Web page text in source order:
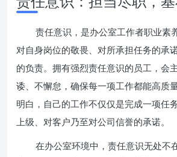
责任意识，是办公室工作者职业素
对自身岗位的敬畏、对所承担任务的承
的负责。拥有强烈责任意识的员工，会
诿、不懈怠，确保每一项工作都能高质
明白，自己的工作不仅仅是完成一项任
上级、对客户乃至对公司信誉的承诺。
在办公室环境中，责任意识无处不